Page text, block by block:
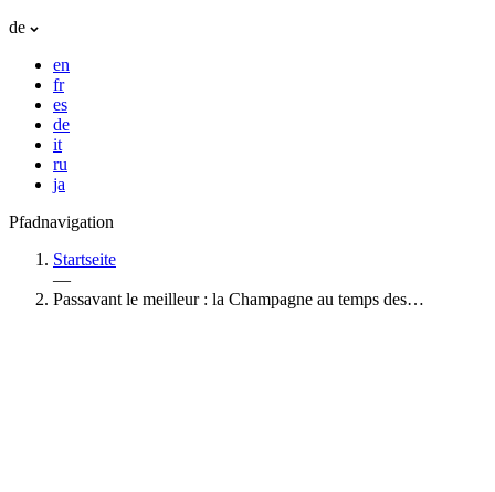
de
en
fr
es
de
it
ru
ja
Pfadnavigation
Startseite
—
Passavant le meilleur : la Champagne au temps des…